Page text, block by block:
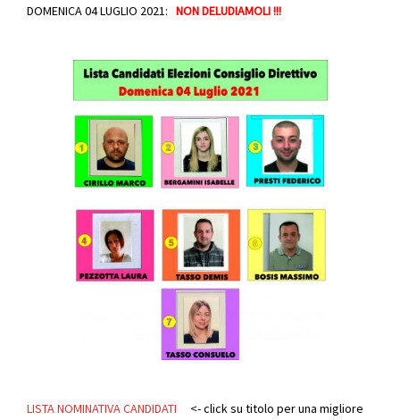
DOMENICA 04 LUGLIO 2021: NON DELUDIAMOLI !!!
LISTA NOMINATIVA CANDIDATI <- click su titolo per una migliore